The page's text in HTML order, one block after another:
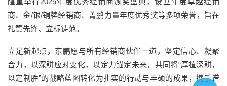
商、金/银/铜牌经销商、菁鹏力量年度优秀奖等多项荣誉，旨在
礼赞先锋、立标铸范。
立足新起点，东鹏愿与所有经销商伙伴一道，坚定信心、凝聚
合力，以深耕应对变化，以定力锚定未来，共同将“厚植深耕，
以定制胜”的战略蓝图转化为扎实的行动与丰硕的成果，携手谱